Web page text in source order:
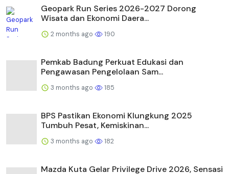
Geopark Run Series 2026-2027 Dorong
Wisata dan Ekonomi Daera...
2 months ago 190
Pemkab Badung Perkuat Edukasi dan
Pengawasan Pengelolaan Sam...
3 months ago 185
BPS Pastikan Ekonomi Klungkung 2025
Tumbuh Pesat, Kemiskinan...
3 months ago 182
Mazda Kuta Gelar Privilege Drive 2026, Sensasi